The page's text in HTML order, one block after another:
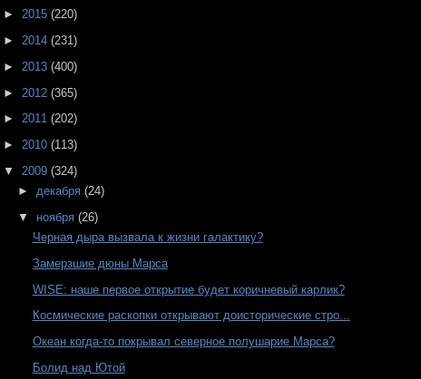
►2015(220)
►2014(231)
► 2013(400)
► 2012(365)
►2011(202)
►2010(113)
▼ 2009(324)
► декабря (24)
▼ ноября (26)
Черная дыра вызвала к жизни галактику?
Замерзшие дюны Марса
WISE: наше первое открытие будет коричневый карлик?
Космические раскопки открывают доисторические стро...
Океан когда-то покрывал северное полушарие Марса?
Болид над Ютой